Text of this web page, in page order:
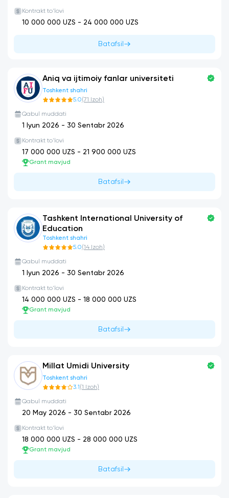
Kontrakt to'lovi
10 000 000 UZS - 24 000 000 UZS
Batafsil
Aniq va ijtimoiy fanlar universiteti
Toshkent shahri
5.0(71 Izoh)
Qabul muddati
1 Iyun 2026 - 30 Sentabr 2026
Kontrakt to'lovi
17 000 000 UZS - 21 900 000 UZS
Grant mavjud
Batafsil
Tashkent International University of
Education
Toshkent shahri
5.0(14 Izoh)
Qabul muddati
1 Iyun 2026 - 30 Sentabr 2026
Kontrakt to'lovi
14 000 000 UZS - 18 000 000 UZS
Grant mavjud
Batafsil
Millat Umidi University
Toshkent shahri
3.1 (1 Izoh)
Qabul muddati
20 May 2026 - 30 Sentabr 2026
Kontrakt to'lovi
18 000 000 UZS - 28 000 000 UZS
Grant mavjud
Batafsil